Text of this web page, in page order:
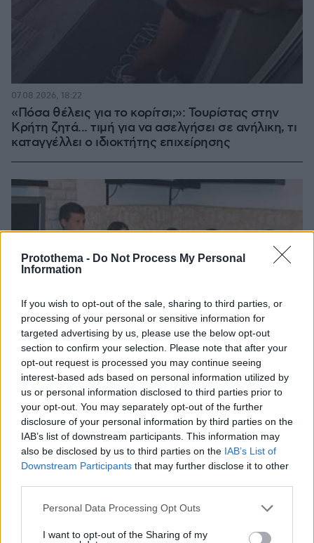
Protothema - Do Not Process My Personal
Information
If you wish to opt-out of the sale, sharing to third parties, or
processing of your personal or sensitive information for
targeted advertising by us, please use the below opt-out
section to confirm your selection. Please note that after your
opt-out request is processed you may continue seeing
interest-based ads based on personal information utilized by
us or personal information disclosed to third parties prior to
your opt-out. You may separately opt-out of the further
disclosure of your personal information by third parties on the
IAB’s list of downstream participants. This information may
also be disclosed by us to third parties on the IAB’s List of
Downstream Participants that may further disclose it to other
Please note that this website/app uses one or more Google
not limited to your visit or usage behaviour. You may click to
Personal Data Processing Opt Outs
I want to opt-out of the Sharing of my
«Πόσα θέλεις για το κορίτσι;»: Τουρίστας στην
Κρήτη ζητά... τιμή για να ασελγήσει σε ανήλικη, τι
καταγγέλλει ο ιδιοκτήτης επιχείρησης
07.08.2026, 18:22
Είδος υπό εξαφάνιση οι υπερπολύτεκνοι στην
Ελλάδα που γερνάει: Τα... δύο ταψιά μεσημεριανό,
τα επιδόματα, η καθημερινότητά τους
07.08.2026, 15:59